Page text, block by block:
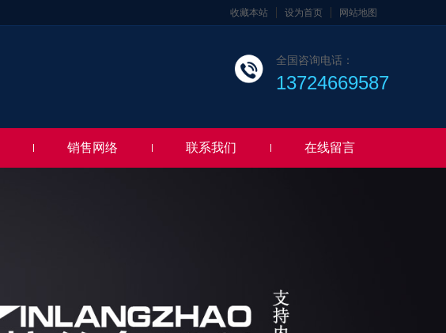
收藏本站 设为首页 网站地图
全国咨询电话：
13724669587
销售网络 联系我们 在线留言